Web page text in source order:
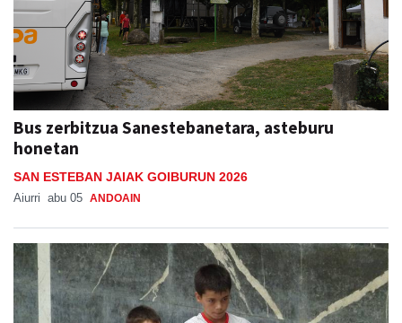
Bus zerbitzua Sanestebanetara, asteburu
honetan
SAN ESTEBAN JAIAK GOIBURUN 2026
Aiurri abu 05 ANDOAIN